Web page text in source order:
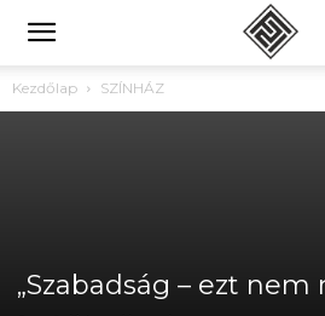
Kezdőlap SZÍNHÁZ
„Szabadság – ezt nem